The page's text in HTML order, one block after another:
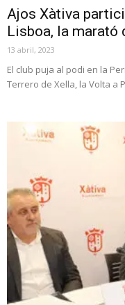
Ajos Xàtiva
Lisboa, la marató
13 abril, 2023
El club puja al podi en la
Terrero de Xella, la Volta a